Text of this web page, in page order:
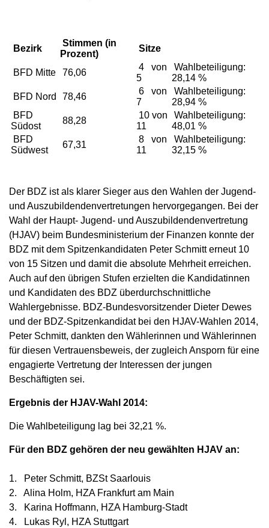
Bezirk
Stimmen (in
Prozent)
Sitze
BFD Mitte 76,06
4 von
5
Wahlbeteiligung:
28,14 %
BFD Nord
78,46
6 von
7
Wahlbeteiligung:
28,94 %
BFD
Südost
88,28
10 von
11
Wahlbeteiligung:
48,01 %
BFD
Südwest
67,31
8 von
11
Wahlbeteiligung:
32,15 %
Der BDZ ist als klarer Sieger aus den Wahlen der Jugend-
und Auszubildendenvertretungen hervorgegangen. Bei der
Wahl der Haupt- Jugend- und Auszubildendenvertretung
(HJAV) beim Bundesministerium der Finanzen konnte der
BDZ mit dem Spitzenkandidaten Peter Schmitt erneut 10
von 15 Sitzen und damit die absolute Mehrheit erreichen.
Auch auf den übrigen Stufen erzielten die Kandidatinnen
und Kandidaten des BDZ überdurchschnittliche
Wahlergebnisse. BDZ-Bundesvorsitzender Dieter Dewes
und der BDZ-Spitzenkandidat bei den HJAV-Wahlen 2014,
Peter Schmitt, dankten den Wählerinnen und Wählerinnen
für diesen Vertrauensbeweis, der zugleich Ansporn für eine
engagierte Vertretung der Interessen der jungen
Beschäftigten sei.
Ergebnis der HJAV-Wahl 2014:
Die Wahlbeteiligung lag bei 32,21 %.
Für den BDZ gehören der neu gewählten HJAV an:
1. Peter Schmitt, BZSt Saarlouis
2. Alina Holm, HZA Frankfurt am Main
3. Karina Hoffmann, HZA Hamburg-Stadt
4. Lukas Ryl, HZA Stuttgart